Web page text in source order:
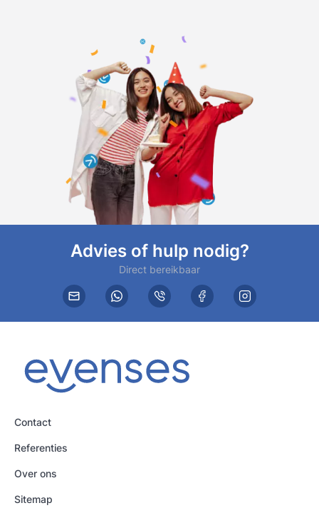
Advies of hulp nodig?
Direct bereikbaar
Contact
Referenties
Over ons
Sitemap